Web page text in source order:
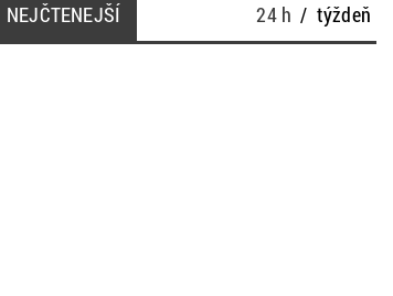
NEJČTENEJŠÍ 24 h / týždeň